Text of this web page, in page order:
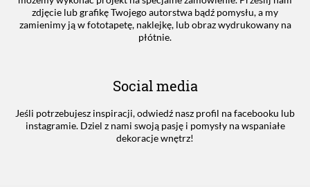
zdjęcie lub grafikę Twojego autorstwa bądź pomysłu, a my
zamienimy ją w fototapetę, naklejkę, lub obraz wydrukowany na
płótnie.
Social media
Jeśli potrzebujesz inspiracji, odwiedź nasz profil na facebooku lub
instagramie. Dziel z nami swoją pasję i pomysły na wspaniałe
dekoracje wnętrz!